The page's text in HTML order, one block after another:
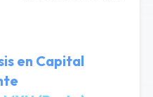
en Capital